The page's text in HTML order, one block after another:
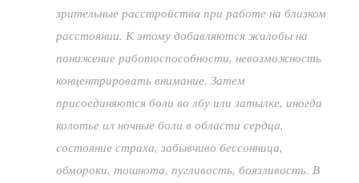
зрительные расстройства при работе на близком
расстоянии. К этому добавляются жалобы на
понижение работоспособности, невозможность
концентрировать внимание. Затем
присоединяются боли во лбу или затылке, иногда
колотье ил ночные боли в области сердца,
состояние страха, забывчиво бессонница,
обмороки, тошнота, пугливость, боязливость. В